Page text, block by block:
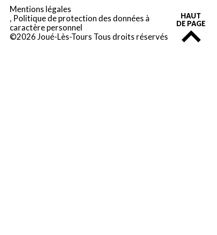
Mentions légales
Politique de protection des données à
caractère personnel
©2026 Joué-Lès-Tours Tous droits réservés
HAUT
DE PAGE